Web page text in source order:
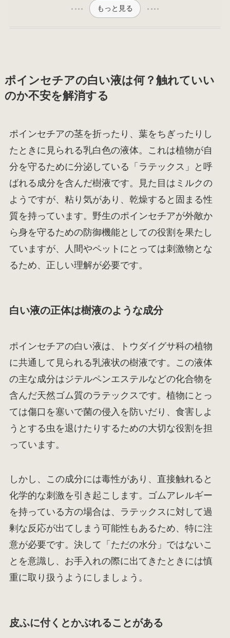
もっと見る
ポインセチアの白い液は何？触れていい
のか不安を解消する
ポインセチアの茎を折ったり、葉をちぎったりし
たときに見られる乳白色の液体。これは植物が自
分を守るために分泌している「ラテックス」と呼
ばれる成分を含んだ樹液です。見た目はミルクの
ようですが、粘り気があり、乾燥すると固まる性
質を持っています。野生のポインセチアが外敵か
ら身を守るための防御機能としての役割を果たし
ていますが、人間やペットにとっては刺激物とな
るため、正しい理解が必要です。
白い液の正体は樹液のような成分
ポインセチアの白い液は、トウダイグサ科の植物
に共通して見られる乳液状の樹液です。この液体
の主な成分はジテルペンエステルなどの化合物を
含んだ天然ゴム質のラテックスです。植物にとっ
ては傷口を塞いで菌の侵入を防いだり、食害しよ
うとする虫を退けたりするための大切な役割を担
っています。
しかし、この成分には毒性があり、直接触れると
化学的な刺激を引き起こします。ゴムアレルギー
を持っている方の場合は、ラテックスに対して過
剰な反応が出てしまう可能性もあるため、特に注
意が必要です。決して「ただの水分」ではないこ
とを意識し、お手入れの際に出てきたときには慎
重に取り扱うようにしましょう。
皮ふに付くとかぶれることがある